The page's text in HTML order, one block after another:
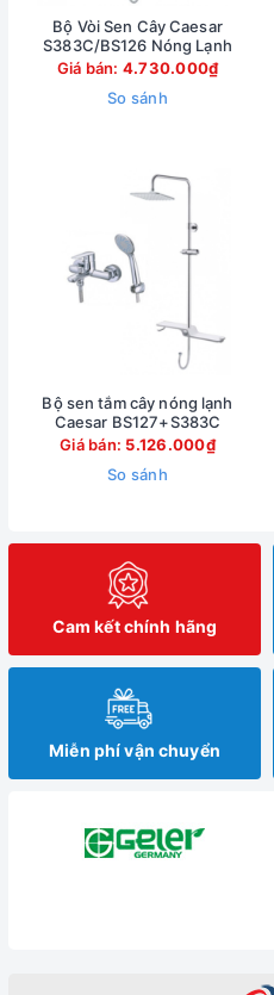
Bộ Vòi Sen Cây Caesar
S383C/BS126 Nóng Lạnh
Giá bán: 4.730.000₫
So sánh
Bộ sen tắm cây nóng lạnh
Caesar BS127+S383C
Giá bán: 5.126.000₫
So sánh
Cam kết chính hãng
Miễn phí vận chuyển